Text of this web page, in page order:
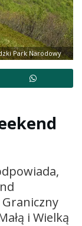
Park Narodowy
i Wielką